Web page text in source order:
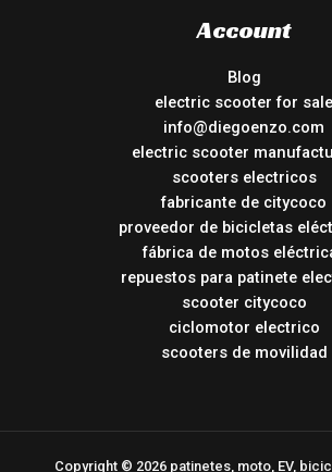
Account
Blog
electric scooter for sale
info@diegoenzo.com
electric scooter
scooters electricos
fabricante de citycoco
proveedor de bicicletas
fábrica de motos
repuestos para patinete
scooter citycoco
ciclomotor electrico
scooters de movilidad
Copyright © 2026 patinetes, moto, EV,